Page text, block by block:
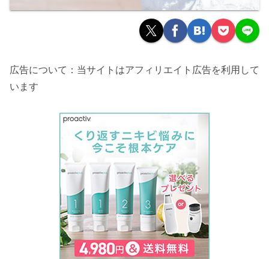
広告について：当サイトはアフィリエイト広告を利用して
います